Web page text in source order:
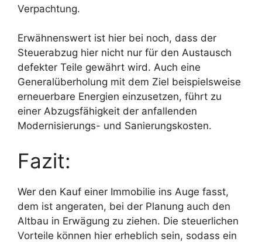
Verpachtung.
Erwähnenswert ist hier bei noch, dass der
Steuerabzug hier nicht nur für den Austausch
defekter Teile gewährt wird. Auch eine
Generalüberholung mit dem Ziel beispielsweise
erneuerbare Energien einzusetzen, führt zu
einer Abzugsfähigkeit der anfallenden
Modernisierungs- und Sanierungskosten.
Fazit:
Wer den Kauf einer Immobilie ins Auge fasst,
dem ist angeraten, bei der Planung auch den
Altbau in Erwägung zu ziehen. Die steuerlichen
Vorteile können hier erheblich sein, sodass ein